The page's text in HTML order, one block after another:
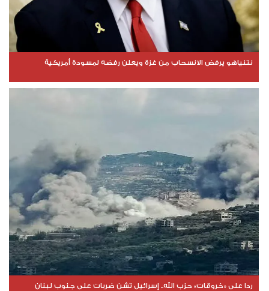
نتنياهو يرفض الانسحاب من غزة ويعلن رفضه لمسودة أمريكية
ردا على «خروقات» حزب الله.. إسرائيل تشن ضربات على جنوب لبنان